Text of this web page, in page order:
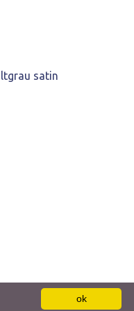
satin
ok